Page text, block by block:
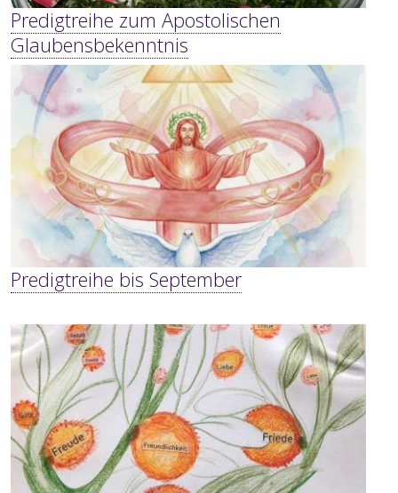
Predigtreihe zum Apostolischen
Glaubensbekenntnis
Predigtreihe bis September